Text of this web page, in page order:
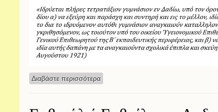
Διαβάστε περισσότερα